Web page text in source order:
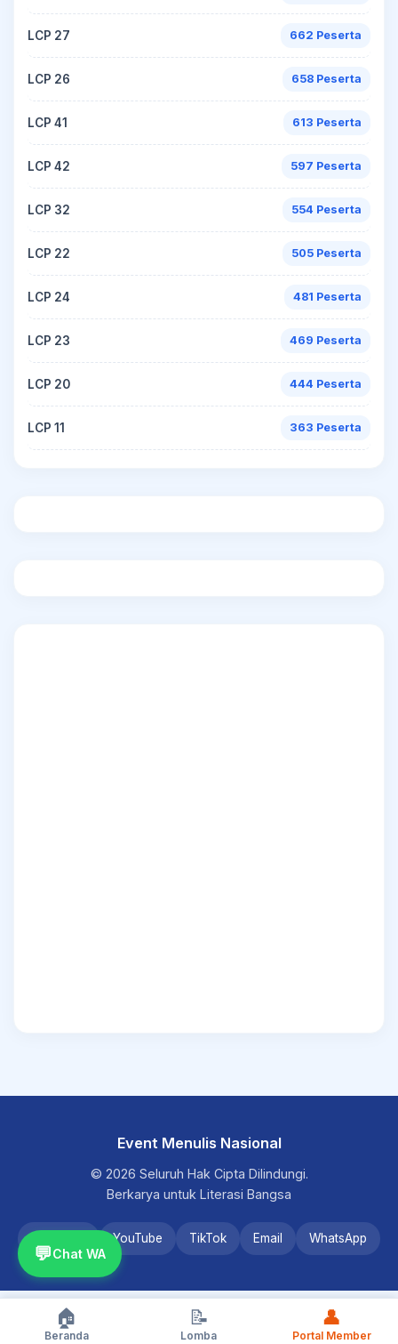
LCP 27 662 Peserta
LCP 26 658 Peserta
LCP 41 613 Peserta
LCP 42 597 Peserta
LCP 32 554 Peserta
LCP 22 505 Peserta
LCP 24 481 Peserta
LCP 23 469 Peserta
LCP 20 444 Peserta
LCP 11 363 Peserta
Event Menulis Nasional
© 2026 Seluruh Hak Cipta Dilindungi.
Berkarya untuk Literasi Bangsa
YouTube TikTok Email WhatsApp
💬Chat WA
🏠
Beranda
📝
Lomba
👤
Portal Member